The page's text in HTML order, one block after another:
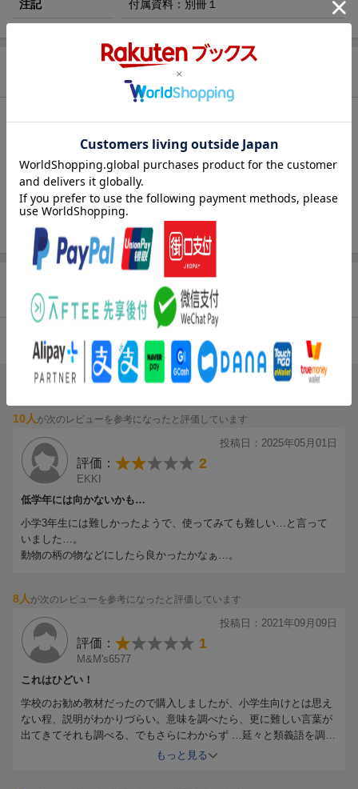
注記 付属資料：別冊１
内容紹介（「BOOK」データベースより）
教科書がよくわかる辞典ー言葉がつながる、語彙が広がる。本
文・巻頭ページ・別冊付録に類語・関連語を掲載。小学生に必要
な約３４，０００語を収録。全ての漢字にふりがな付き。２０２
０年度全面実施、新学習指導要領対応。別冊付録「仲間の言葉ミ
ニブック」つき。
商品レビュー（182件）
総合評価：
10人が次のレビューを参考になったと評価しています
投稿日：2025年05月01日
評価： 2
EKKI
低学年には向かないかも…
小学3年生には難しかったようで、使ってみても難しい…と言って
いました…。
動物の柄の物などにしたら良かったかなぁ…。
8人が次のレビューを参考になったと評価しています
投稿日：2021年09月09日
評価： 1
M&M's6577
これはひどい！
学校のお勧め教材だったので購入しましたが、小学生向けとは思え
ない程、説明がわかりづらい。意味を調べたら、更に難しい言葉が
出てきてそれも調べる、でもさらにわからず …延々と類義語を調べ
る事になり、やる気をなくさせる地獄ループです。
もっと見る